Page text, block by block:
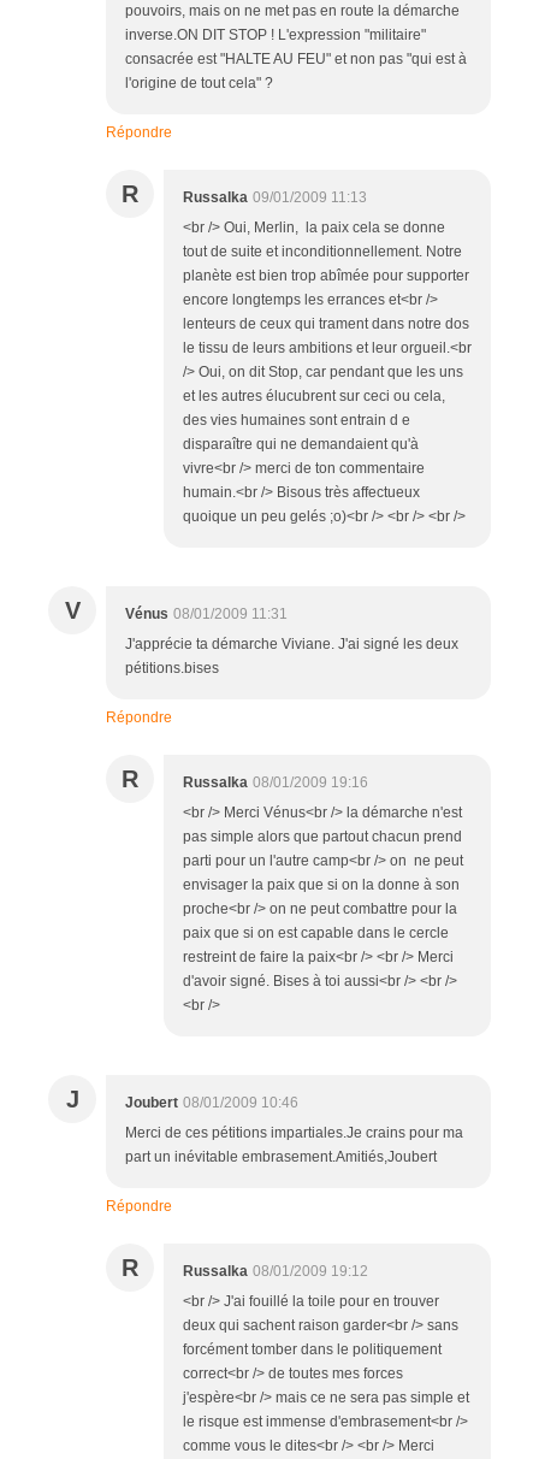
pouvoirs, mais on ne met pas en route la démarche
inverse.ON DIT STOP ! L'expression "militaire"
consacrée est "HALTE AU FEU" et non pas "qui est à
l'origine de tout cela" ?
Répondre
R Russalka 09/01/2009 11:13
<br /> Oui, Merlin, la paix cela se donne
tout de suite et inconditionnellement. Notre
planète est bien trop abîmée pour supporter
encore longtemps les errances et<br />
lenteurs de ceux qui trament dans notre dos
le tissu de leurs ambitions et leur orgueil.<br
/> Oui, on dit Stop, car pendant que les uns
et les autres élucubrent sur ceci ou cela,
des vies humaines sont entrain d e
disparaître qui ne demandaient qu'à
vivre<br /> merci de ton commentaire
humain.<br /> Bisous très affectueux
quoique un peu gelés ;o)<br /> <br /> <br />
V Vénus 08/01/2009 11:31
J'apprécie ta démarche Viviane. J'ai signé les deux
pétitions.bises
Répondre
R Russalka 08/01/2009 19:16
<br /> Merci Vénus<br /> la démarche n'est
pas simple alors que partout chacun prend
parti pour un l'autre camp<br /> on ne peut
envisager la paix que si on la donne à son
proche<br /> on ne peut combattre pour la
paix que si on est capable dans le cercle
restreint de faire la paix<br /> <br /> Merci
d'avoir signé. Bises à toi aussi<br /> <br />
<br />
J Joubert 08/01/2009 10:46
Merci de ces pétitions impartiales.Je crains pour ma
part un inévitable embrasement.Amitiés,Joubert
Répondre
R Russalka 08/01/2009 19:12
<br /> J'ai fouillé la toile pour en trouver
deux qui sachent raison garder<br /> sans
forcément tomber dans le politiquement
correct<br /> de toutes mes forces
j'espère<br /> mais ce ne sera pas simple et
le risque est immense d'embrasement<br />
comme vous le dites<br /> <br /> Merci